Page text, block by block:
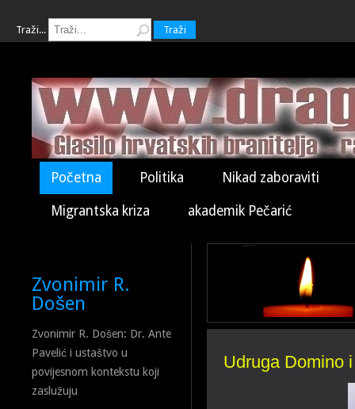
Traži... Traži
Početna Politika Nikad zaboraviti
Migrantska kriza akademik Pečarić
Zvonimir R.
Došen
Zvonimir R. Došen: Dr. Ante
Pavelić i ustaštvo u
povijesnom kontekstu koji
zaslužuju
Udruga Domino
Šarić: Možemo